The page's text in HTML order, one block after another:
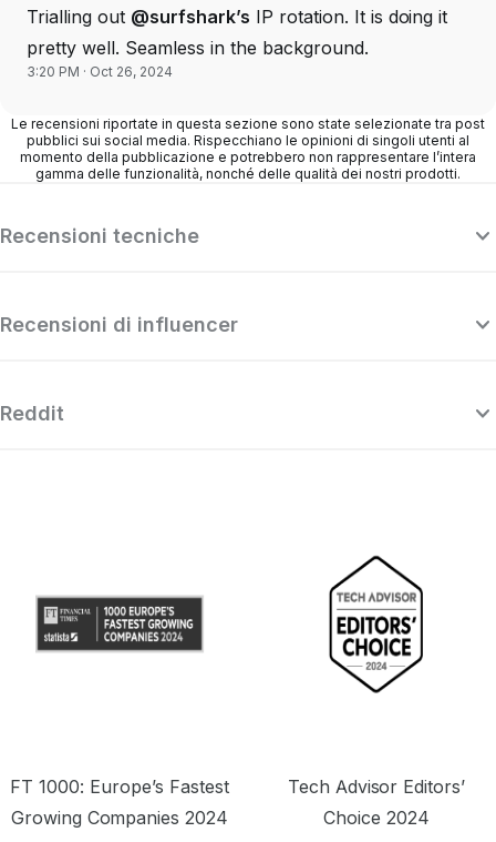
Trialling out @surfshark’s IP rotation. It is doing it
pretty well. Seamless in the background.
3:20 PM · Oct 26, 2024
Le recensioni riportate in questa sezione sono state selezionate tra post
pubblici sui social media. Rispecchiano le opinioni di singoli utenti al
momento della pubblicazione e potrebbero non rappresentare l’intera
gamma delle funzionalità, nonché delle qualità dei nostri prodotti.
Recensioni tecniche
“Surfshark è una VPN estremamente
Recensioni di influencer
Reddit
FT 1000: Europe’s Fastest
Growing Companies 2024
Tech Advisor Editors’
Choice 2024